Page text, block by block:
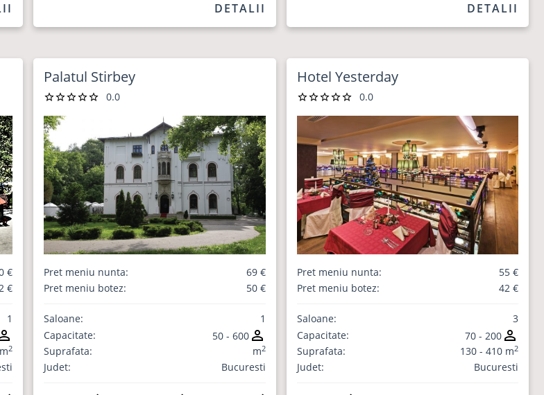
DETALII DETALII
€
€
1
m2
Palatul Stirbey
0.0
Pret meniu nunta:
69 €
Pret meniu botez:
50 €
Saloane:
1
Capacitate:
50 - 600
Suprafata:
m2
Judet: Bucuresti
Hotel Yesterday
0.0
Pret meniu nunta:
55 €
Pret meniu botez:
42 €
Saloane:
3
Capacitate:
70 - 200
Suprafata:
130 - 410 m2
Judet: Bucuresti